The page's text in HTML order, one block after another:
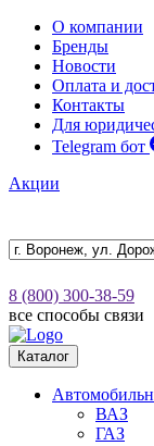
О компании
Бренды
Новости
Оплата и
Контакты
Для
Telegram бот
Акции
8 (800) 300-38-59
все способы связи
Каталог
ВАЗ
ГАЗ